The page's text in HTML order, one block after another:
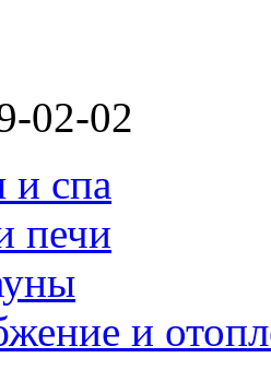
02-02
и спа
печи
и